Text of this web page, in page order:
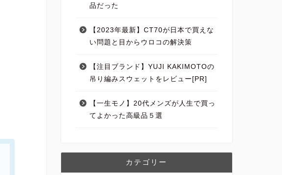
品だった
【2023年最新】CT70が日本で買えな
い問題と目からウロコの解決策
【注目ブランド】YUJI KAKIMOTOの
吊り編みスウェットをレビュー[PR]
【一生モノ】20代メンズが人生で買っ
てよかった高級品５選
カテゴリー